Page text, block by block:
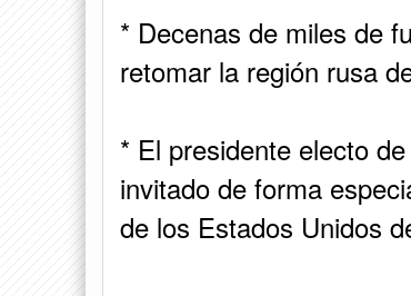
* Decenas de miles de
retomar la región rusa
* El presidente electo
invitado de forma
de los Estados Unidos